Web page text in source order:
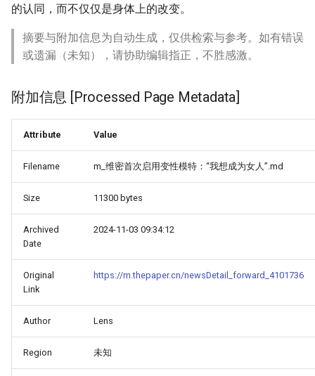
的认同，而不仅仅是身体上的改变。
摘要与附加信息为自动生成，仅供检索与参考。如有错误
或遗漏（未知），请协助编辑指正，不胜感激。
附加信息 [Processed Page Metadata]
Attribute Value
Filename m_维密首次启用变性模特：“我想成为女人”.md
Size 11300 bytes
Archived
Date
2024-11-03 09:34:12
Original
Link
https://m.thepaper.cn/newsDetail_forward_4101736
Author Lens
Region 未知